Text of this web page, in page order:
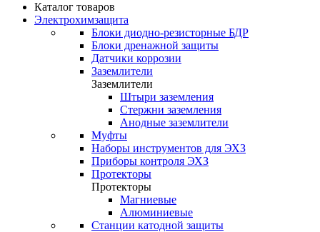
Каталог товаров
Электрохимзащита
Блоки диодно-резисторные БДР
Блоки дренажной защиты
Датчики коррозии
Заземлители
Заземлители
Штыри заземления
Стержни заземления
Анодные заземлители
Муфты
Наборы инструментов для ЭХЗ
Приборы контроля ЭХЗ
Протекторы
Протекторы
Магниевые
Алюминиевые
Станции катодной защиты